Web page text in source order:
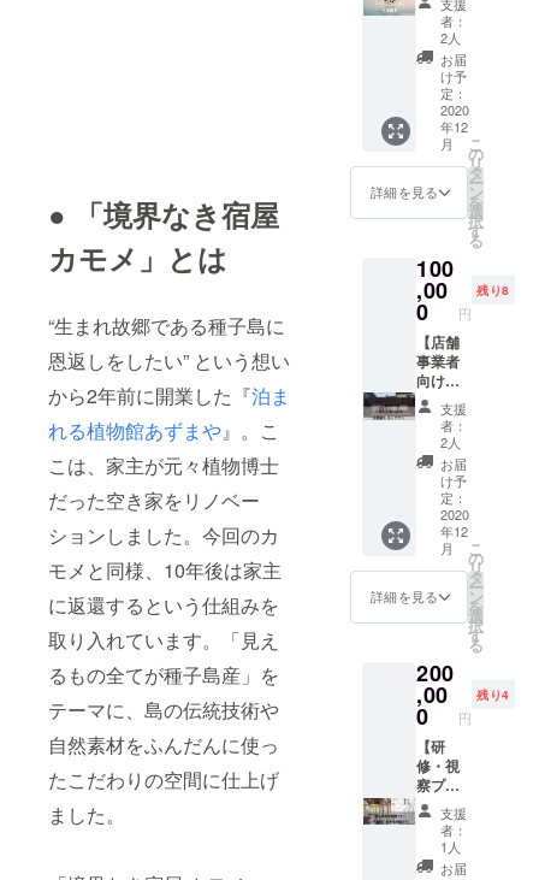
● 「境界なき宿屋
カモメ」とは
“生まれ故郷である種子島に
恩返しをしたい” という想い
から2年前に開業した『泊ま
れる植物館あずまや』。こ
こは、家主が元々植物博士
だった空き家をリノベー
ションしました。今回のカ
モメと同様、10年後は家主
に返還するという仕組みを
取り入れています。「見え
るもの全てが種子島産」を
テーマに、島の伝統技術や
自然素材をふんだんに使っ
たこだわりの空間に仕上げ
ました。
のお名
前をご
記入く
ださ
い。
ロール
へのお
名前掲
ンド
ロール
へのお
名前掲
載は希
望者の
みとな
ります
援時、
必ず備
考欄に
ご希望
のお名
前をご
記入く
ださ
い。
式HP及
びプロ
モー
ション
ビデオ
エンド
ロール
へのロ
ゴ・社
名・団
体・事
業者
人名の
掲載 ※
公式
ホーム
ページ
にはリ
ンク掲
載も致
します
※エンド
ロール
へのお
名前掲
載は希
望者の
みとな
ります
ので支
援時、
必ず備
ご希望
のお名
前をご
記入く
ださ
い。
者：
2人
お届
け予
定：
2020
年12
月
詳細を見る
こ
の
リ
タ
ー
ン
を
選
択
す
る
100
,00
0 円
残り8
【店舗
事業者
向け貸
し出し
プラ
ン】 カ
モメで
の宿泊
付き店
舗貸し
出し券
(３泊４
日分) ＋
プロ
モー
ション
エンド
ロール
へのお
名前掲
載※希望
者のみ
※チケッ
ト有効
期限は
2021年
12月ま
支援
者：
2人
お届
け予
定：
2020
年12
月
詳細を見る
こ
の
リ
タ
ー
ン
を
選
択
す
る
200
,00
0 円
残り4
【研
修・視
察プラ
ン】 カ
モメに
関する
視察・
支援
者：
1人
お届